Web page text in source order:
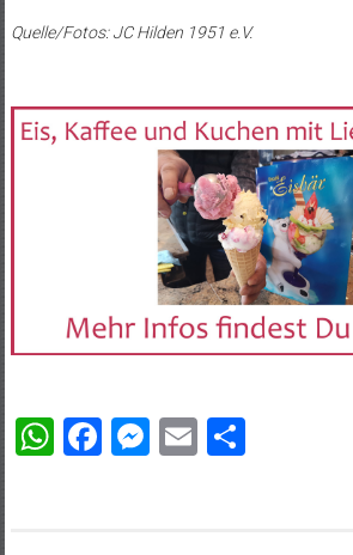
Quelle/Fotos: JC Hilden 1951 e.V.
WhatsApp
Facebook
Messenger
EmailTeilen